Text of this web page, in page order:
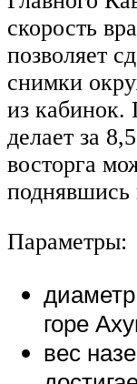
скорость
позволяет
снимки
из кабинок.
делает за
восторга
поднявшись
Параметры:
горе
вес